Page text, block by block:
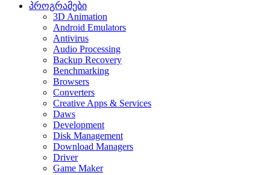
პროგრამები
3D Animation
Android Emulators
Antivirus
Audio Processing
Backup Recovery
Benchmarking
Browsers
Converters
Creative Apps & Services
Daws
Development
Disk Management
Download Managers
Driver
Game Maker